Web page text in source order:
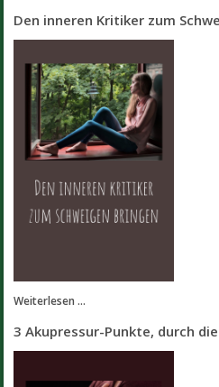
Den inneren Kritiker zum
Weiterlesen ...
3 Akupressur-Punkte, durch